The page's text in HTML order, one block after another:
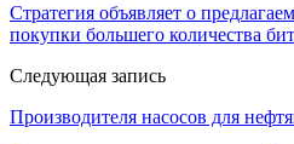
Стратегия объявляет о
покупки большего количества
Следующая запись
Производителя насосов для